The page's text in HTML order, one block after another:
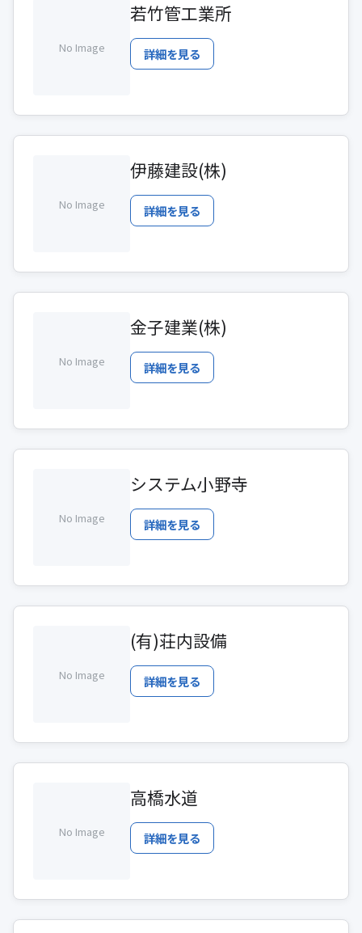
No Image
若竹管工業所
詳細を見る
No Image
伊藤建設(株)
詳細を見る
No Image
金子建業(株)
詳細を見る
No Image
システム小野寺
詳細を見る
No Image
(有)荘内設備
詳細を見る
No Image
高橋水道
詳細を見る